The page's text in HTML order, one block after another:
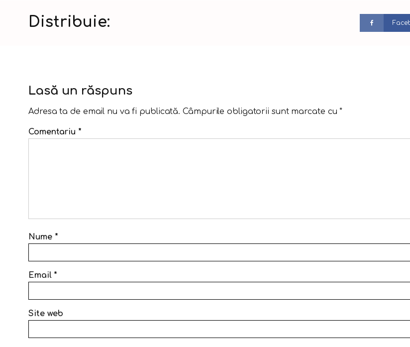
Distribuie:
Lasă un răspuns
Adresa ta de email nu va fi publicată. Câmpurile obligatorii sunt marcate cu*
Comentariu *
Nume *
Email *
Site web